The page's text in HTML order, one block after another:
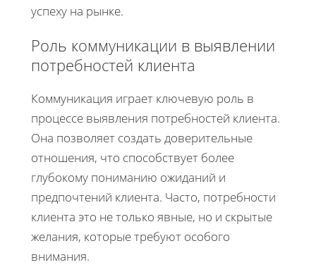
успеху на рынке.
Роль коммуникации в выявлении
потребностей клиента
Коммуникация играет ключевую роль в
процессе выявления потребностей клиента.
Она позволяет создать доверительные
отношения, что способствует более
глубокому пониманию ожиданий и
предпочтений клиента. Часто, потребности
клиента это не только явные, но и скрытые
желания, которые требуют особого
внимания.